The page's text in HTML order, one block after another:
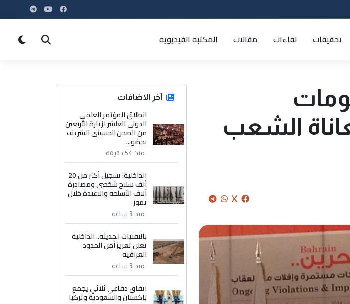
تحقيقات لقاءات مقالات المكتبة الفيديوية
الشعب
آخر الاضافات
انطلاق المؤتمر العلمي
الدولي العاشر لزيارة الأربعين
من الصحن الحسيني الشريف
بحضو...
منذ 54 دقيقة
الداخلية: تسجيل أكثر من 20
ألف سلاح شخصي ومصادرة
آلاف الأسلحة والاعتدة خلال
تموز
منذ 3 ساعة
بالتقنيات الحديثة.. الداخلية
تعلن تعزيز أمن الحدود
العراقية
منذ 3 ساعة
اتفاق دفاعي ثلاثي يجمع
باكستان والسعودية وتركيا